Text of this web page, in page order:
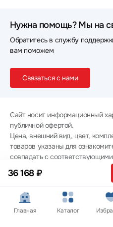
36 168 ₽
Нужна помощь? Мы на
Обратитесь в службу
вам поможем
Связаться с нами
Сайт носит информационный
публичной офертой.
Цена, внешний вид, цвет,
товаров указаны для
совпадать с
товаров - уточняйте
оформлении заказа.
Политика
© 2012 — 2026
Главная Каталог